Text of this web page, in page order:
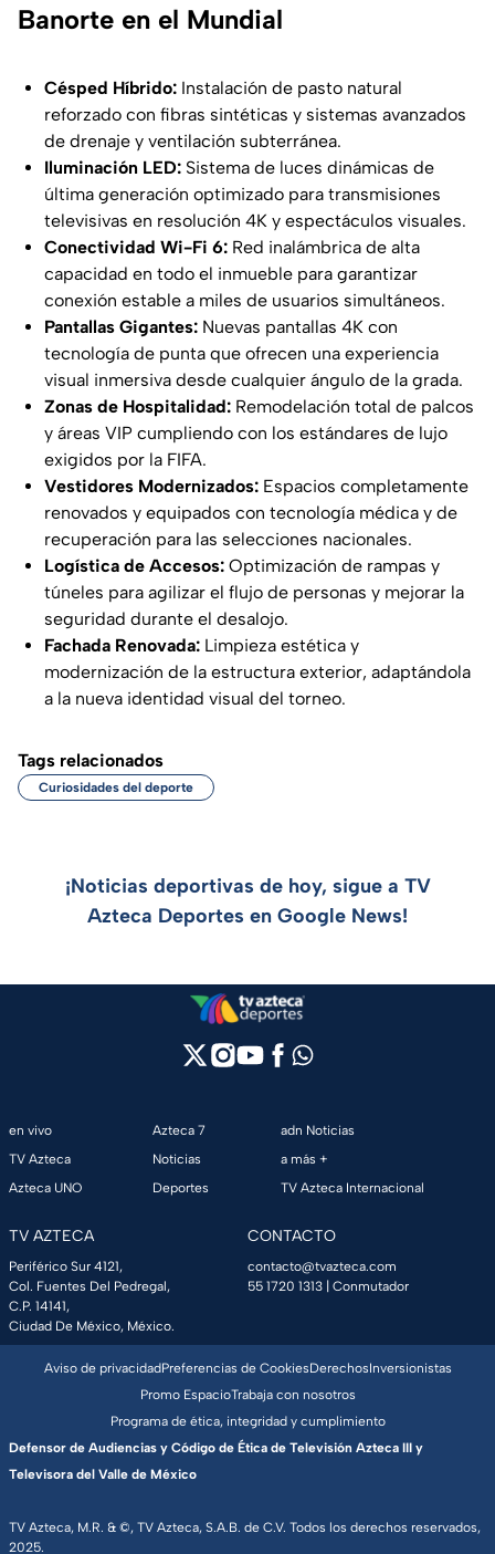
Banorte en el Mundial
Césped Híbrido: Instalación de pasto natural
reforzado con fibras sintéticas y sistemas avanzados
de drenaje y ventilación subterránea.
Iluminación LED: Sistema de luces dinámicas de
última generación optimizado para transmisiones
televisivas en resolución 4K y espectáculos visuales.
Conectividad Wi-Fi 6: Red inalámbrica de alta
capacidad en todo el inmueble para garantizar
conexión estable a miles de usuarios simultáneos.
Pantallas Gigantes: Nuevas pantallas 4K con
tecnología de punta que ofrecen una experiencia
visual inmersiva desde cualquier ángulo de la grada.
Zonas de Hospitalidad: Remodelación total de palcos
y áreas VIP cumpliendo con los estándares de lujo
exigidos por la FIFA.
Vestidores Modernizados: Espacios completamente
renovados y equipados con tecnología médica y de
recuperación para las selecciones nacionales.
Logística de Accesos: Optimización de rampas y
túneles para agilizar el flujo de personas y mejorar la
seguridad durante el desalojo.
Fachada Renovada: Limpieza estética y
modernización de la estructura exterior, adaptándola
a la nueva identidad visual del torneo.
Tags relacionados
Curiosidades del deporte
¡Noticias deportivas de hoy, sigue a TV
Azteca Deportes en Google News!
en vivo
TV Azteca
Azteca UNO
Azteca 7
Noticias
Deportes
adn Noticias
a más +
TV Azteca Internacional
TV AZTECA
Periférico Sur 4121,
Col. Fuentes Del Pedregal,
C.P. 14141,
Ciudad De México, México.
CONTACTO
contacto@tvazteca.com
55 1720 1313 | Conmutador
TV Azteca, M.R. & ©, TV Azteca, S.A.B. de C.V. Todos los derechos reservados,
2025.
Aviso de privacidadPreferencias de CookiesDerechosInversionistas
Promo EspacioTrabaja con nosotros
Programa de ética, integridad y cumplimiento
Defensor de Audiencias y Código de Ética de Televisión Azteca III y
Televisora del Valle de México